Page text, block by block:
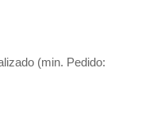
(min. Pedido: